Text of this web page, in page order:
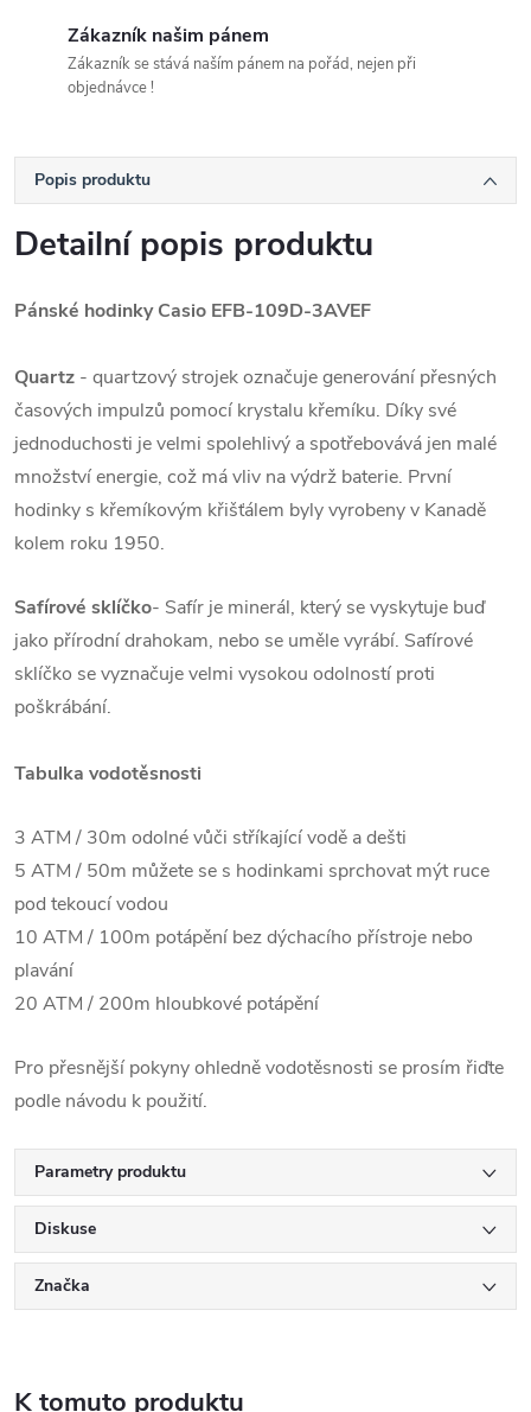
Zákazník našim pánem
Zákazník se stává naším pánem na pořád, nejen při
objednávce !
Popis produktu
Detailní popis produktu
Pánské hodinky Casio EFB-109D-3AVEF
Quartz - quartzový strojek označuje generování přesných
časových impulzů pomocí krystalu křemíku. Díky své
jednoduchosti je velmi spolehlivý a spotřebovává jen malé
množství energie, což má vliv na výdrž baterie. První
hodinky s křemíkovým křišťálem byly vyrobeny v Kanadě
kolem roku 1950.
Safírové sklíčko- Safír je minerál, který se vyskytuje buď
jako přírodní drahokam, nebo se uměle vyrábí. Safírové
sklíčko se vyznačuje velmi vysokou odolností proti
poškrábání.
Tabulka vodotěsnosti
3 ATM / 30m odolné vůči stříkající vodě a dešti
5 ATM / 50m můžete se s hodinkami sprchovat mýt ruce
pod tekoucí vodou
10 ATM / 100m potápění bez dýchacího přístroje nebo
plavání
20 ATM / 200m hloubkové potápění
Pro přesnější pokyny ohledně vodotěsnosti se prosím řiďte
podle návodu k použití.
Parametry produktu
Diskuse
Značka
K tomuto produktu